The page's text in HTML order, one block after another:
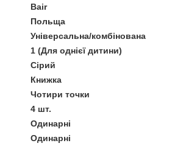
Bair
Польща
Універсальна/комбінована
1 (Для однієї дитини)
Сірий
Книжка
Чотири точки
4 шт.
Одинарні
Одинарні